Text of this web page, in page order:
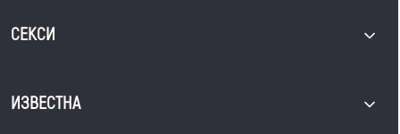
СЕКСИ
ИЗВЕСТНА